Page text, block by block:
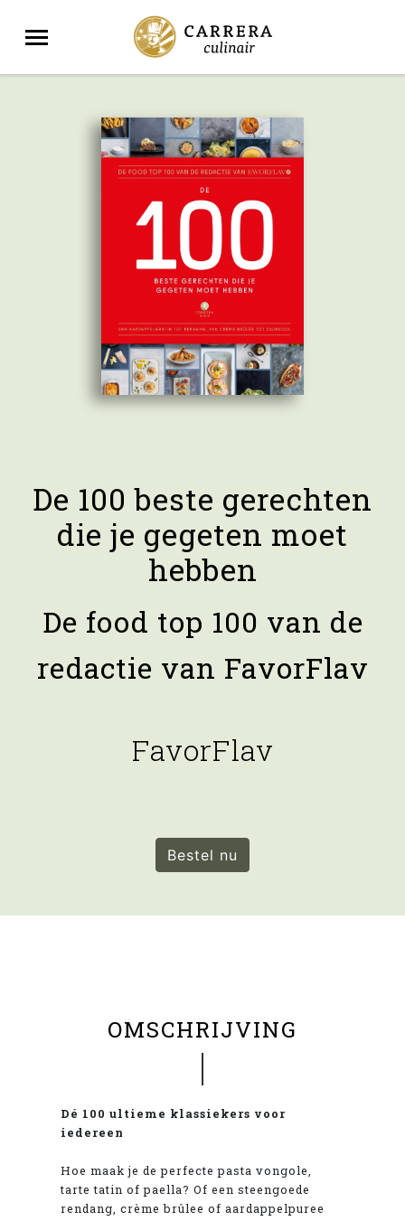
De 100 beste gerechten
die je gegeten moet
hebben
De food top 100 van de
redactie van FavorFlav
FavorFlav
Bestel nu
OMSCHRIJVING
Dé 100 ultieme klassiekers voor
iedereen
Hoe maak je de perfecte pasta vongole,
tarte tatin of paella? Of een steengoede
rendang, crème brûlee of aardappelpuree